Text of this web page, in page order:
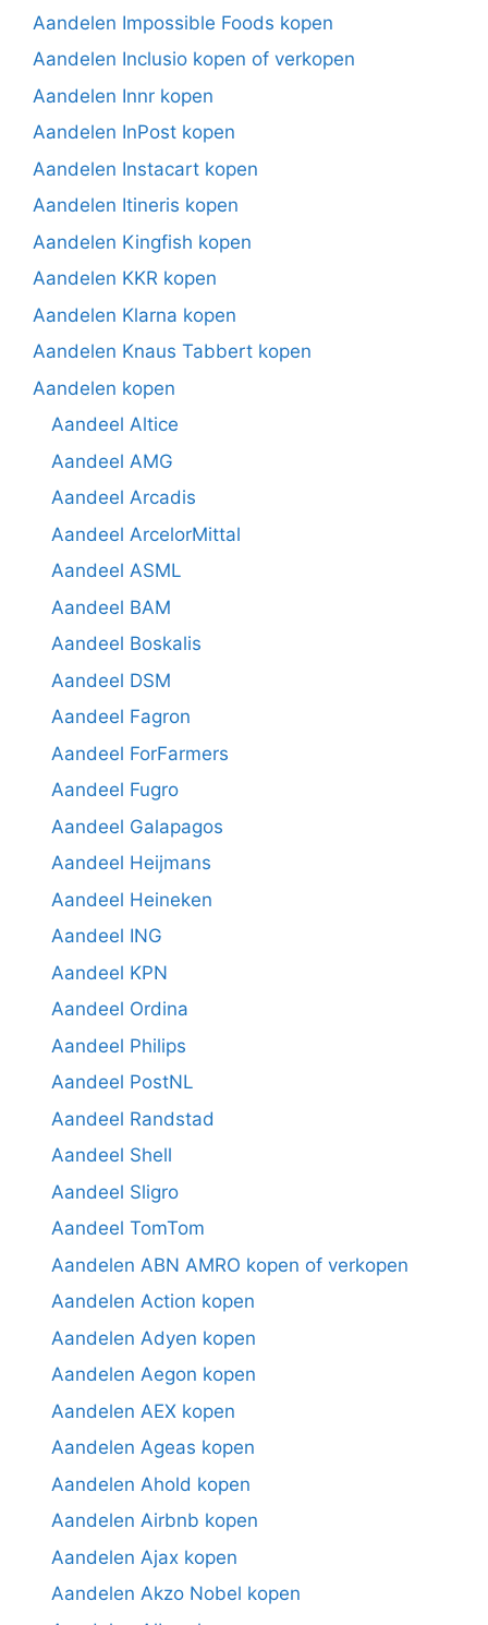
Aandelen Impossible Foods kopen
Aandelen Inclusio kopen of verkopen
Aandelen Innr kopen
Aandelen InPost kopen
Aandelen Instacart kopen
Aandelen Itineris kopen
Aandelen Kingfish kopen
Aandelen KKR kopen
Aandelen Klarna kopen
Aandelen Knaus Tabbert kopen
Aandelen kopen
Aandeel Altice
Aandeel AMG
Aandeel Arcadis
Aandeel ArcelorMittal
Aandeel ASML
Aandeel BAM
Aandeel Boskalis
Aandeel DSM
Aandeel Fagron
Aandeel ForFarmers
Aandeel Fugro
Aandeel Galapagos
Aandeel Heijmans
Aandeel Heineken
Aandeel ING
Aandeel KPN
Aandeel Ordina
Aandeel Philips
Aandeel PostNL
Aandeel Randstad
Aandeel Shell
Aandeel Sligro
Aandeel TomTom
Aandelen ABN AMRO kopen of verkopen
Aandelen Action kopen
Aandelen Adyen kopen
Aandelen Aegon kopen
Aandelen AEX kopen
Aandelen Ageas kopen
Aandelen Ahold kopen
Aandelen Airbnb kopen
Aandelen Ajax kopen
Aandelen Akzo Nobel kopen